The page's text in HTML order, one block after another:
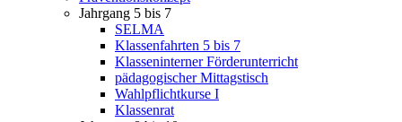
Jahrgang 5 bis 7
SELMA
Klassenfahrten 5 bis 7
Klasseninterner Förderunterricht
pädagogischer Mittagstisch
Wahlpflichtkurse I
Klassenrat